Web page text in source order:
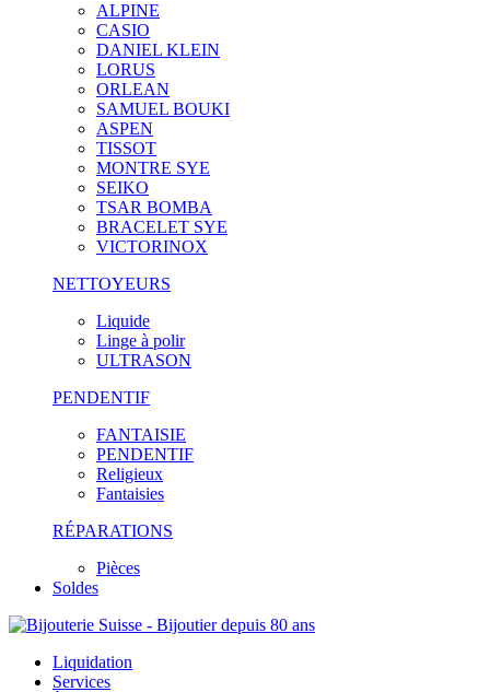
ALPINE
CASIO
DANIEL KLEIN
LORUS
ORLEAN
SAMUEL BOUKI
ASPEN
TISSOT
MONTRE SYE
SEIKO
TSAR BOMBA
BRACELET SYE
VICTORINOX
NETTOYEURS
Liquide
Linge à polir
ULTRASON
PENDENTIF
FANTAISIE
PENDENTIF
Religieux
Fantaisies
RÉPARATIONS
Pièces
Soldes
Liquidation
Services